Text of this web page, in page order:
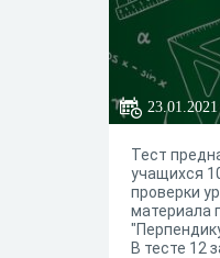
23.01.2021
Тест
учащихся
проверки
материала
В тесте 12